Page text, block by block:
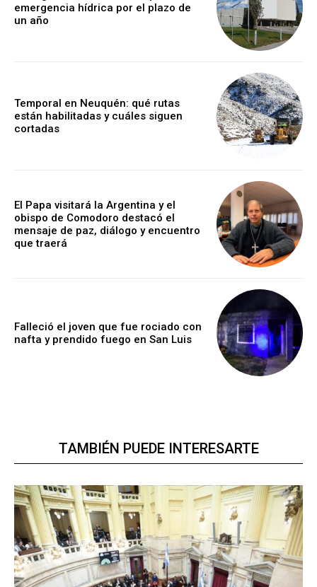
emergencia hídrica por el plazo de
un año
Temporal en Neuquén: qué rutas
están habilitadas y cuáles siguen
cortadas
El Papa visitará la Argentina y el
obispo de Comodoro destacó el
mensaje de paz, diálogo y encuentro
que traerá
Falleció el joven que fue rociado con
nafta y prendido fuego en San Luis
TAMBIÉN PUEDE INTERESARTE